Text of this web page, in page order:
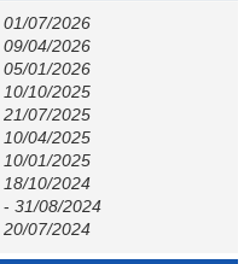
01/07/2026
09/04/2026
05/01/2026
10/10/2025
21/07/2025
10/04/2025
10/01/2025
18/10/2024
- 31/08/2024
20/07/2024